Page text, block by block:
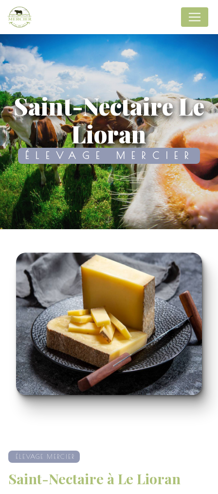
Saint-Nectaire Le
Lioran
ÉLEVAGE MERCIER
ÉLEVAGE MERCIER
Saint-Nectaire à Le Lioran
Panneau de gestion des cookies